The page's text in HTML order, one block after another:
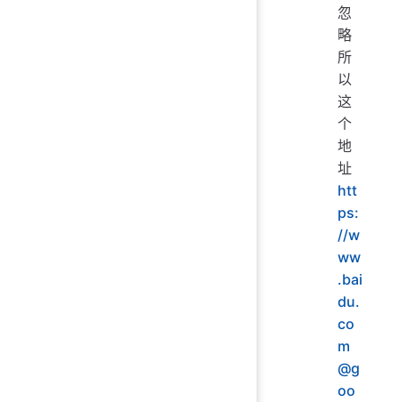
忽
略
所
以
这
个
地
址
htt
ps:
//w
ww
.bai
du.
co
m
@g
oo